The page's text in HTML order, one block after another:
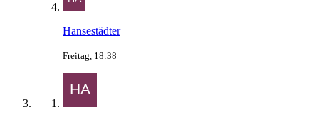
Hansestädter
Freitag, 18:38